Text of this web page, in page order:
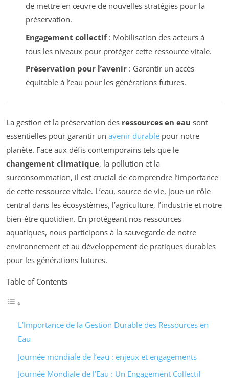
de mettre en œuvre de nouvelles stratégies pour la
préservation.
Engagement collectif: Mobilisation des acteurs à
tous les niveaux pour protéger cette ressource vitale.
Préservation pour l’avenir: Garantir un accès
équitable à l’eau pour les générations futures.
La gestion et la préservation des ressources en eau sont
essentielles pour garantir un avenir durable pour notre
planète. Face aux défis contemporains tels que le
changement climatique, la pollution et la
surconsommation, il est crucial de comprendre l’importance
de cette ressource vitale. L’eau, source de vie, joue un rôle
central dans les écosystèmes, l’agriculture, l’industrie et notre
bien-être quotidien. En protégeant nos ressources
aquatiques, nous participons à la sauvegarde de notre
environnement et au développement de pratiques durables
pour les générations futures.
Table of Contents
L’Importance de la Gestion Durable des Ressources en
Eau
Journée mondiale de l’eau : enjeux et engagements
Journée Mondiale de l’Eau : Un Engagement Collectif